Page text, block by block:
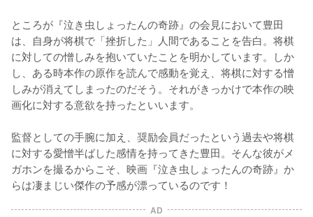
ところが『泣き虫しょったんの奇跡』の会見において豊田
は、自身が将棋で「挫折した」人間であることを告白。将棋
に対しての憎しみを抱いていたことを明かしています。しか
し、ある時本作の原作を読んで感動を覚え、将棋に対する憎
しみが消えてしまったのだそう。それがきっかけで本作の映
画化に対する意欲を持ったといいます。
監督としての手腕に加え、奨励会員だったという過去や将棋
に対する愛憎半ばした感情を持ってきた豊田。そんな彼がメ
ガホンを撮るからこそ、映画『泣き虫しょったんの奇跡』か
らは凄まじい傑作の予感が漂っているのです！
AD